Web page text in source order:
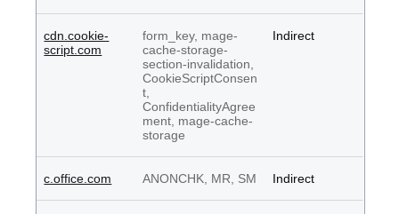
cdn.cookie-
script.com
form_key, mage-
cache-storage-
section-invalidation,
CookieScriptConsen
t,
ConfidentialityAgree
ment, mage-cache-
storage
Indirect
c.office.com ANONCHK, MR, SM Indirect